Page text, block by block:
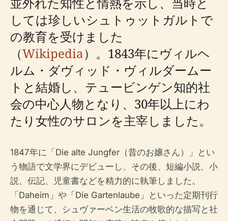
しては珍しいシュトゥットガルトで
の教育を受けました
（Wikipedia）。1843年にヴィルヘ
ルム・ダヴィッド・ヴィルダームー
トと結婚し、テュービンゲン知的社
会の中心人物となり、30年以上にわ
たり女性のサロンを主宰しました。
1847年に「Die alte Jungfer（昔のお嬢さん）」とい
う物語で文学界にデビューし、その後、短編小説、小
説、伝記、児童書などを精力的に執筆しました。
「Daheim」や「Die Gartenlaube」といった定期刊行
物を通じて、シュヴァーベン生活の牧歌的な描写と社